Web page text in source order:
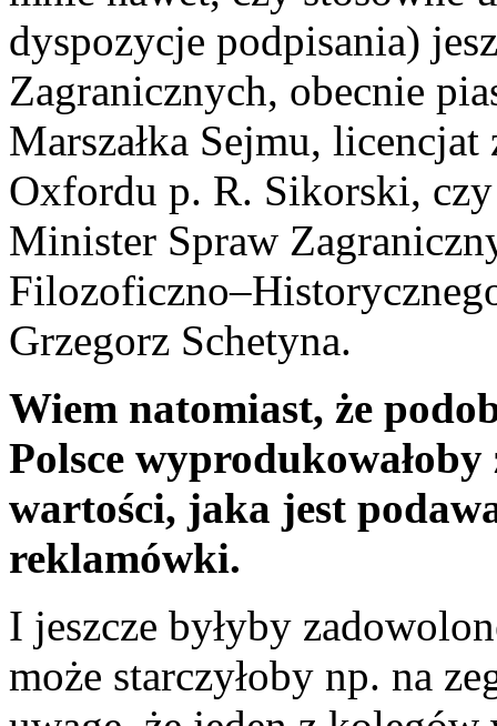
dyspozycje podpisania)
Zagranicznych, obecnie
Marszałka Sejmu,
Oxfordu p. R. Sikorski,
Minister Spraw
Grzegorz Schetyna.
Wiem natomiast, że
Polsce
wartości, jaka jest
reklamówki.
I jeszcze byłyby
może starczyłoby np. na